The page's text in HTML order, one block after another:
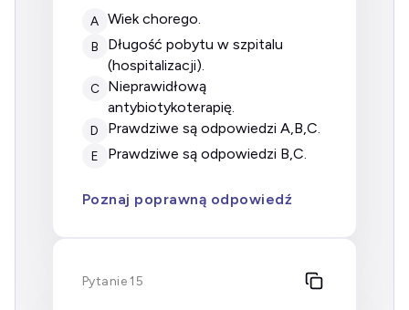
A wiek chorego.
B
długość pobytu w szpitalu
(hospitalizacji).
C
nieprawidłową
antybiotykoterapię.
D prawdziwe są odpowiedzi A,B,C.
E prawdziwe są odpowiedzi B,C.
Poznaj poprawną odpowiedź
Pytanie 15